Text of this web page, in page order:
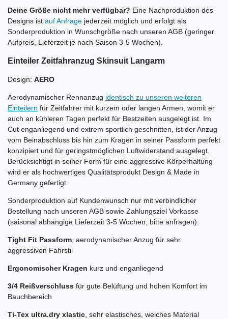
Deine Größe nicht mehr verfügbar? Eine Nachproduktion des
Designs ist auf Anfrage jederzeit möglich und erfolgt als
Sonderproduktion in Wunschgröße nach unseren AGB (geringer
Aufpreis, Lieferzeit je nach Saison 3-5 Wochen).
Einteiler Zeitfahranzug Skinsuit Langarm
Design: AERO
Aerodynamischer Rennanzug identisch zu unseren weiteren
Einteilern für Zeitfahrer mit kurzem oder langen Armen, womit er
auch an kühleren Tagen perfekt für Bestzeiten ausgelegt ist. Im
Cut enganliegend und extrem sportlich geschnitten, ist der Anzug
vom Beinabschluss bis hin zum Kragen in seiner Passform perfekt
konzipiert und für geringstmöglichen Luftwiderstand ausgelegt.
Berücksichtigt in seiner Form für eine aggressive Körperhaltung
wird er als hochwertiges Qualitätsprodukt Design & Made in
Germany gefertigt.
Sonderproduktion auf Kundenwunsch nur mit verbindlicher
Bestellung nach unseren AGB sowie Zahlungsziel Vorkasse
(saisonal abhängige Lieferzeit 3-5 Wochen, bitte anfragen).
Tight Fit Passform , aerodynamischer Anzug für sehr
aggressiven Fahrstil
Ergonomischer Kragen kurz und enganliegend
3/4 Reißverschluss für gute Belüftung und hohen Komfort im
Bauchbereich
Ti-Tex ultra.dry xlastic , sehr elastisches, weiches Material